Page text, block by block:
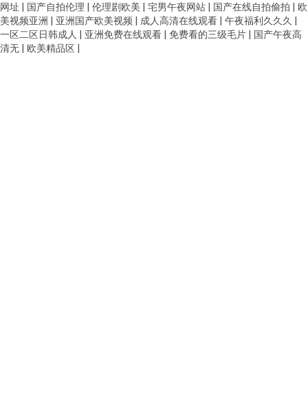
网址 | 国产自拍伦理 | 伦理剧欧美 | 宅男午夜网站 | 国产在线自拍偷拍 | 欧
美视频亚洲 | 亚洲国产欧美视频 | 成人高清在线观看 | 午夜福利久久久 |
一区二区日韩成人 | 亚洲免费在线观看 | 免费看的三级毛片 | 国产午夜高
清无 | 欧美精品区 |